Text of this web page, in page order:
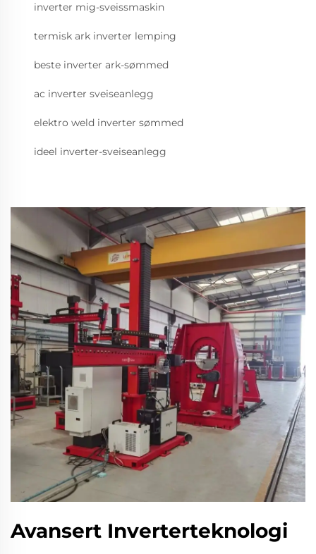
inverter mig-sveissmaskin
termisk ark inverter lemping
beste inverter ark-sømmed
ac inverter sveiseanlegg
elektro weld inverter sømmed
ideel inverter-sveiseanlegg
Avansert Inverterteknologi